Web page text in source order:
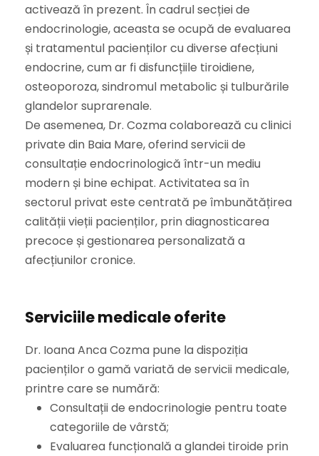
activează în prezent. În cadrul secției de
endocrinologie, aceasta se ocupă de evaluarea
și tratamentul pacienților cu diverse afecțiuni
endocrine, cum ar fi disfuncțiile tiroidiene,
osteoporoza, sindromul metabolic și tulburările
glandelor suprarenale.
De asemenea, Dr. Cozma colaborează cu clinici
private din Baia Mare, oferind servicii de
consultație endocrinologică într-un mediu
modern și bine echipat. Activitatea sa în
sectorul privat este centrată pe îmbunătățirea
calității vieții pacienților, prin diagnosticarea
precoce și gestionarea personalizată a
afecțiunilor cronice.
Serviciile medicale oferite
Dr. Ioana Anca Cozma pune la dispoziția
pacienților o gamă variată de servicii medicale,
printre care se numără:
Consultații de endocrinologie pentru toate
categoriile de vârstă;
Evaluarea funcțională a glandei tiroide prin